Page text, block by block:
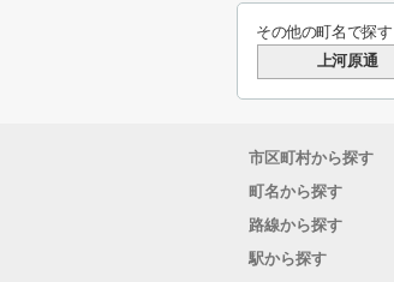
その他の町名で探す
上河原通
市区町村から探す
町名から探す
路線から探す
駅から探す